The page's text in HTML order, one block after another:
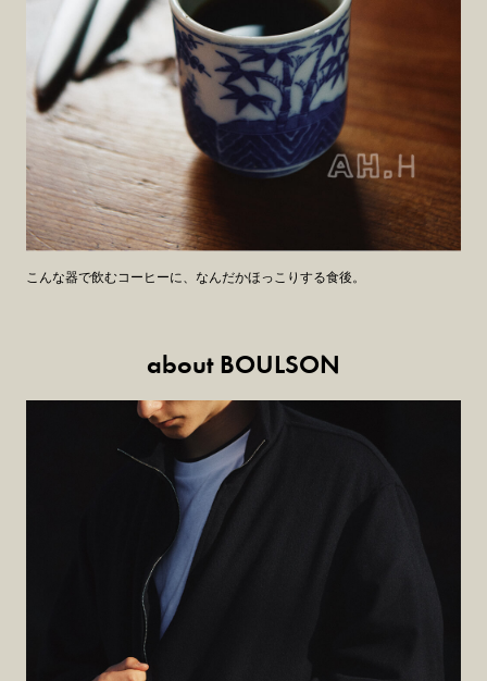
こんな器で飲むコーヒーに、なんだかほっこりする食後。
about BOULSON